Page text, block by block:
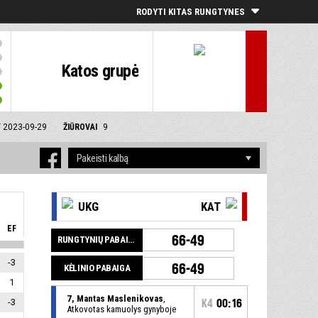
RODYTI KITAS RUNGTYNES
Katos grupė
2023-09-29 ŽIŪROVAI 9
EF
-3
1
-3
UKG KAT
RUNGTYNIŲ PABAIGA 66-49
KĖLINIO PABAIGA 66-49
7, Mantas Maslenikovas,
Atkovotas kamuolys gynyboje
K4 00:16